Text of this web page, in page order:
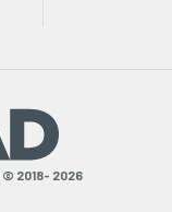
© 2018- 2026